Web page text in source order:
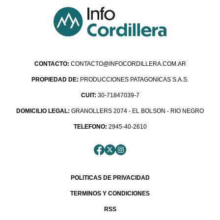
CONTACTO: CONTACTO@INFOCORDILLERA.COM.AR
PROPIEDAD DE: PRODUCCIONES PATAGONICAS S.A.S.
CUIT: 30-71847039-7
DOMICILIO LEGAL: GRANOLLERS 2074 - EL BOLSON - RIO NEGRO
TELEFONO: 2945-40-2610
POLITICAS DE PRIVACIDAD
TERMINOS Y CONDICIONES
RSS